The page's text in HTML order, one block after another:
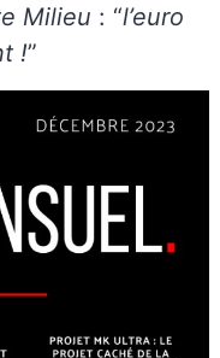
Milieu : “l’euro
!”